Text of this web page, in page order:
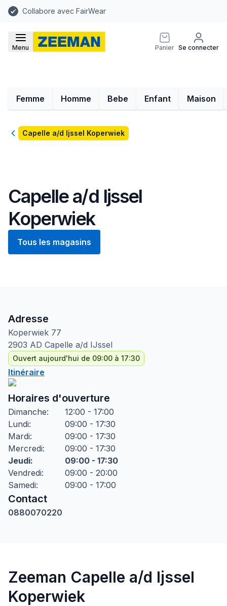
Collabore avec FairWear
Menu Panier Se connecter
Femme Homme Bebe Enfant Maison
RetourCapelle a/d Ijssel Koperwiek
Capelle a/d Ijssel
Koperwiek
Tous les magasins
Adresse
Koperwiek 77
2903 AD Capelle a/d IJssel
Ouvert aujourd'hui de 09:00 à 17:30
Itinéraire
Horaires d'ouverture
Dimanche:
12:00 - 17:00
Lundi:
09:00 - 17:30
Mardi:
09:00 - 17:30
Mercredi:
09:00 - 17:30
Jeudi:
09:00 - 17:30
Vendredi:
09:00 - 20:00
Samedi: 09:00 - 17:00
Contact
0880070220
Zeeman Capelle a/d Ijssel
Koperwiek